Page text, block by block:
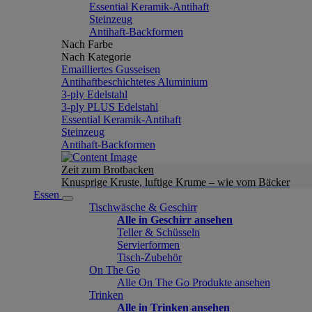
Essential Keramik-Antihaft
Steinzeug
Antihaft-Backformen
Nach Farbe
Nach Kategorie
Emailliertes Gusseisen
Antihaftbeschichtetes Aluminium
3-ply Edelstahl
3-ply PLUS Edelstahl
Essential Keramik-Antihaft
Steinzeug
Antihaft-Backformen
Zeit zum Brotbacken
Knusprige Kruste, luftige Krume – wie vom Bäcker
Essen
Tischwäsche & Geschirr
Alle in Geschirr ansehen
Teller & Schüsseln
Servierformen
Tisch-Zubehör
On The Go
Alle On The Go Produkte ansehen
Trinken
Alle in Trinken ansehen